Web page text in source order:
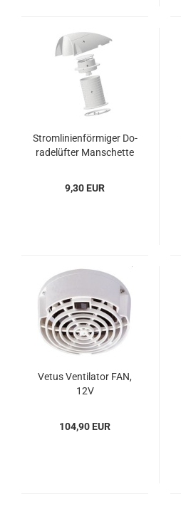
Strom­li­ni­en­för­mi­ger Do­
ra­de­lüf­ter Man­schet­te
9,30 EUR
Vetus Ven­ti­la­tor FAN,
12V
104,90 EUR